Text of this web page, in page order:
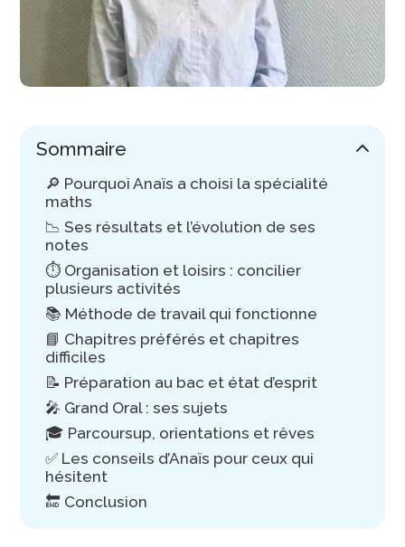
Sommaire
🔎 Pourquoi Anaïs a choisi la spécialité
maths
📉 Ses résultats et l’évolution de ses
notes
⏱️ Organisation et loisirs : concilier
plusieurs activités
📚 Méthode de travail qui fonctionne
📘 Chapitres préférés et chapitres
difficiles
📝 Préparation au bac et état d’esprit
🎤 Grand Oral : ses sujets
🎓 Parcoursup, orientations et rêves
✅ Les conseils d’Anaïs pour ceux qui
hésitent
🔚 Conclusion